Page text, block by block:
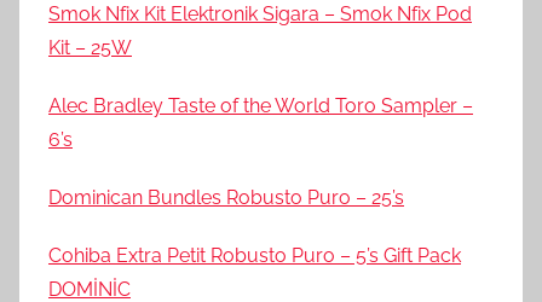
Smok Nfix Kit Elektronik Sigara – Smok Nfix Pod
Kit – 25W
Alec Bradley Taste of the World Toro Sampler –
6’s
Dominican Bundles Robusto Puro – 25’s
Cohiba Extra Petit Robusto Puro – 5’s Gift Pack
DOMİNİC